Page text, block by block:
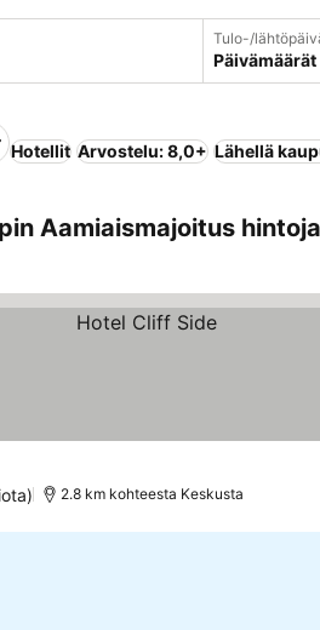
Tulo-/
Päivämäärät
Hotellit Arvostelu: 8,0+ Lähellä
Aamiaismajoitus
2.8 km kohteesta Keskusta